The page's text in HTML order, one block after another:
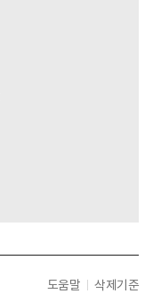
도움말 삭제기준